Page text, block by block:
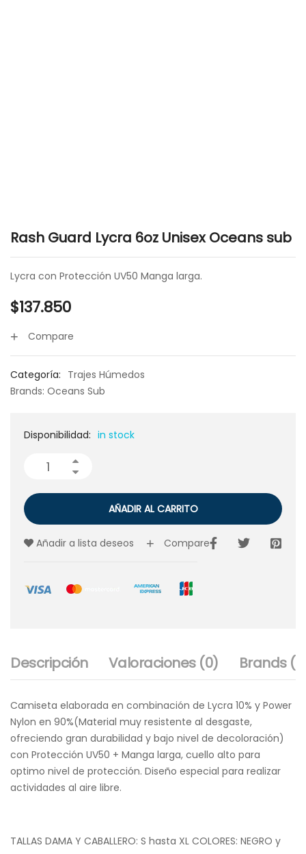
Rash Guard Lycra 6oz Unisex Oceans sub
Lycra con Protección UV50 Manga larga.
$137.850
Compare
Categoría: Trajes Húmedos
Brands: Oceans Sub
Disponibilidad: in stock
AÑADIR AL CARRITO
Añadir a lista deseos Compare
Descripción Valoraciones (0) Brands (1)
Camiseta elaborada en combinación de Lycra 10% y Power
Nylon en 90%(Material muy resistente al desgaste,
ofreciendo gran durabilidad y bajo nivel de decoloración)
con Protección UV50 + Manga larga, cuello alto para
optimo nivel de protección. Diseño especial para realizar
actividades al aire libre.
TALLAS DAMA Y CABALLERO: S hasta XL COLORES: NEGRO y